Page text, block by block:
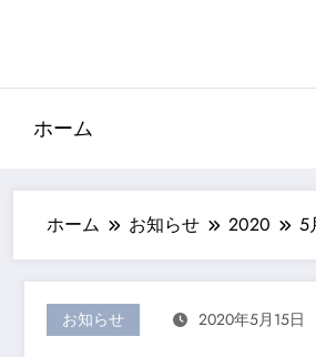
ン
プ
ホーム
ホーム お知らせ 2020 5
お知らせ 2020年5月15日